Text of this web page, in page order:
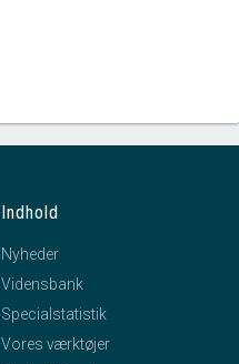
Indhold
Nyheder
Vidensbank
Specialstatistik
Vores værktøjer